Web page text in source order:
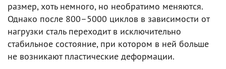
размер, хоть немного, но необратимо меняются.
Однако после 800–5000 циклов в зависимости от
нагрузки сталь переходит в исключительно
стабильное состояние, при котором в ней больше
не возникают пластические деформации.